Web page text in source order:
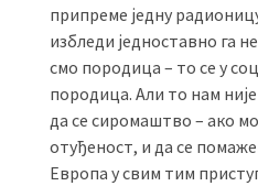
припреме једну
избледи једноставно га
смо породица – то се у
породица. Али то нам
да се сиромаштво – ако
отуђеност, и да се
Европа у свим тим